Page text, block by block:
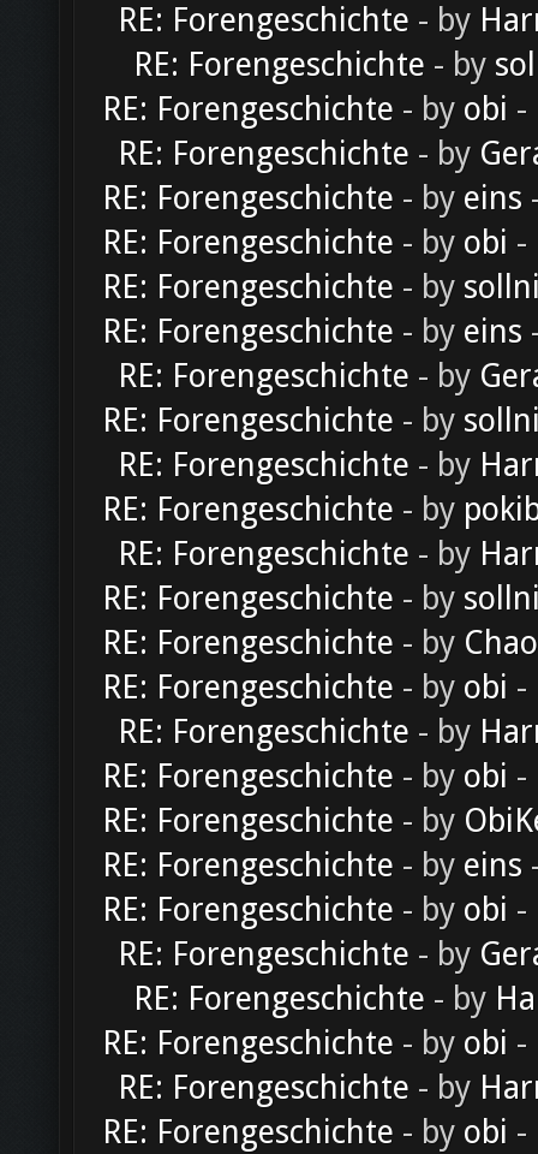
RE: Forengeschichte - by
RE: Forengeschichte - by
RE: Forengeschichte - by obi -
RE: Forengeschichte - by
RE: Forengeschichte - by eins
RE: Forengeschichte - by obi -
RE: Forengeschichte - by
RE: Forengeschichte - by eins
RE: Forengeschichte - by
RE: Forengeschichte - by
RE: Forengeschichte - by
RE: Forengeschichte - by
RE: Forengeschichte - by
RE: Forengeschichte - by
RE: Forengeschichte - by
RE: Forengeschichte - by obi -
RE: Forengeschichte - by
RE: Forengeschichte - by obi -
RE: Forengeschichte - by
RE: Forengeschichte - by eins
RE: Forengeschichte - by obi -
RE: Forengeschichte - by
RE: Forengeschichte - by
RE: Forengeschichte - by obi -
RE: Forengeschichte - by
RE: Forengeschichte - by obi -